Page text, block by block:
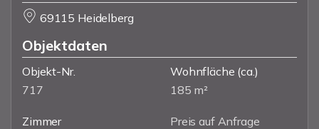
69115 Heidelberg
Objektdaten
Objekt-Nr.
717
Wohnfläche (ca.)
185 m²
Zimmer
Preis auf Anfrage